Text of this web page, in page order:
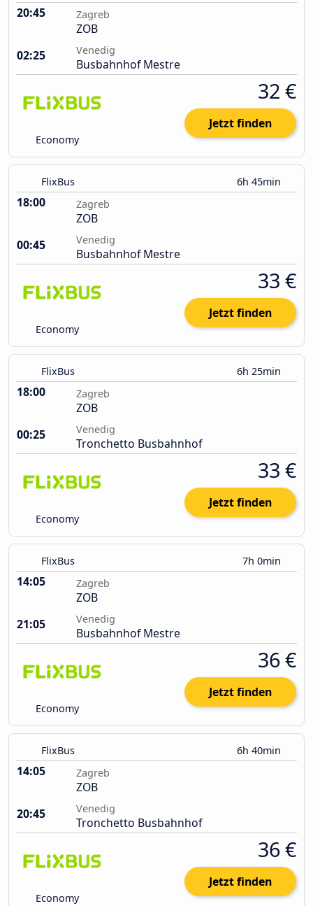
20:45 Zagreb
ZOB
02:25
Venedig
Busbahnhof Mestre
Economy
32 €
Jetzt finden
FlixBus 6h 45min
18:00 Zagreb
ZOB
00:45
Venedig
Busbahnhof Mestre
Economy
33 €
Jetzt finden
FlixBus 6h 25min
18:00 Zagreb
ZOB
00:25
Venedig
Tronchetto Busbahnhof
Economy
33 €
Jetzt finden
FlixBus 7h 0min
14:05 Zagreb
ZOB
21:05
Venedig
Busbahnhof Mestre
Economy
36 €
Jetzt finden
FlixBus 6h 40min
14:05 Zagreb
ZOB
20:45
Venedig
Tronchetto Busbahnhof
Economy
36 €
Jetzt finden